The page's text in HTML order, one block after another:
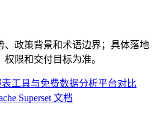
、政策背景和术语边界；具体落地
限和交付目标为准。
工具与免费数据分析平台对比
Superset 文档